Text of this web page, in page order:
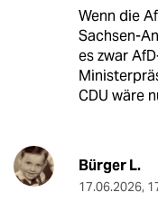
Wenn die
Sachsen-
es zwar
CDU wäre
Bürger L.
17.06.2026,